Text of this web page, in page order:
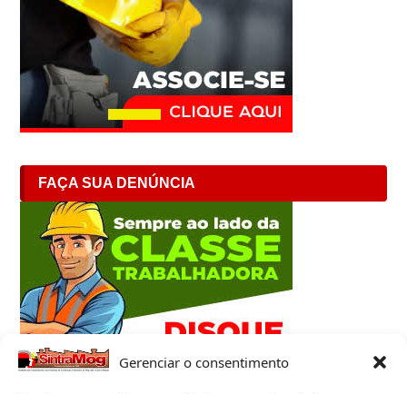
Gerenciar o consentimento
FAÇA SUA DENÚNCIA